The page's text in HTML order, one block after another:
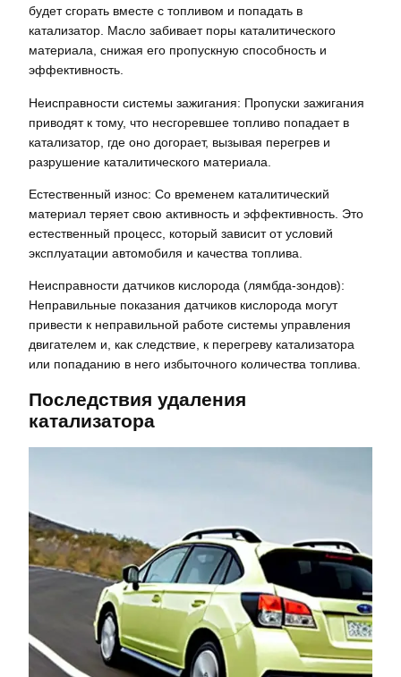
будет сгорать вместе с топливом и попадать в
катализатор. Масло забивает поры каталитического
материала, снижая его пропускную способность и
эффективность.
Неисправности системы зажигания: Пропуски зажигания
приводят к тому, что несгоревшее топливо попадает в
катализатор, где оно догорает, вызывая перегрев и
разрушение каталитического материала.
Естественный износ: Со временем каталитический
материал теряет свою активность и эффективность. Это
естественный процесс, который зависит от условий
эксплуатации автомобиля и качества топлива.
Неисправности датчиков кислорода (лямбда-зондов):
Неправильные показания датчиков кислорода могут
привести к неправильной работе системы управления
двигателем и, как следствие, к перегреву катализатора
или попаданию в него избыточного количества топлива.
Последствия удаления
катализатора